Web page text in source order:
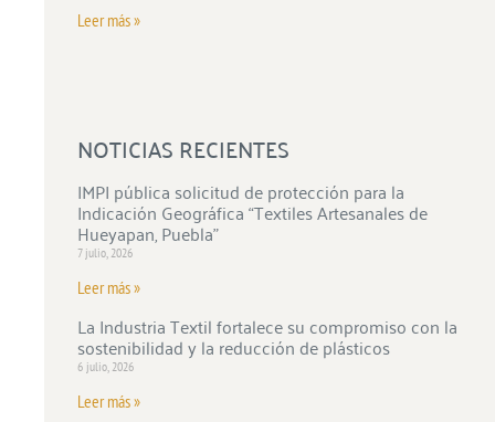
Leer más »
NOTICIAS RECIENTES
IMPI pública solicitud de protección para la
Indicación Geográfica “Textiles Artesanales de
Hueyapan, Puebla”
7 julio, 2026
Leer más »
La Industria Textil fortalece su compromiso con la
sostenibilidad y la reducción de plásticos
6 julio, 2026
Leer más »